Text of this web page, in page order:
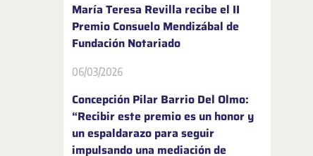
María Teresa Revilla recibe el II
Premio Consuelo Mendizábal de
Fundación Notariado
06/03/2026
Concepción Pilar Barrio Del Olmo:
“Recibir este premio es un honor y
un espaldarazo para seguir
impulsando una mediación de